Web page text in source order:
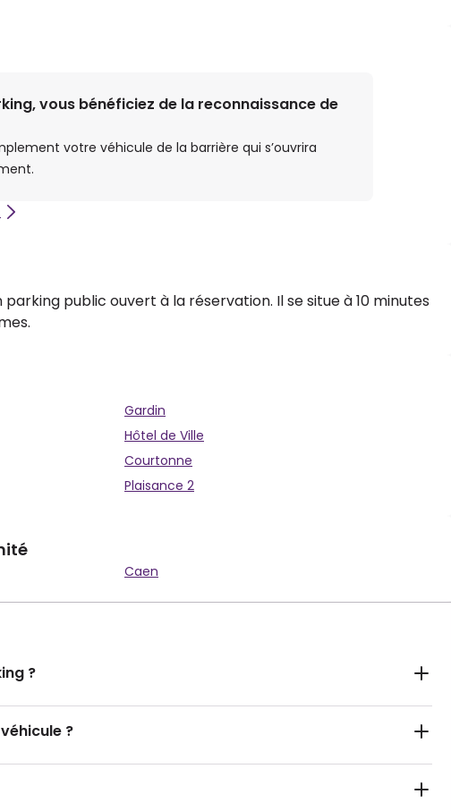
vous bénéficiez de la reconnaissance de
votre véhicule de la barrière qui s’ouvrira
parking public ouvert à la réservation. Il se situe à 10 minutes
Gardin
Hôtel de Ville
Courtonne
Plaisance 2
Caen
?
?